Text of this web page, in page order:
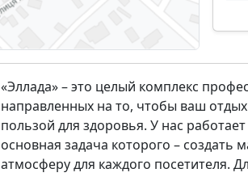
«Эллада» – это целый комплекс
направленных на то, чтобы ваш
пользой для здоровья. У нас
основная задача которого – создать
атмосферу для каждого посетителя.